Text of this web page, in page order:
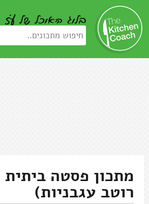
מתכון פסטה ביתית
רוטב עגבניות)